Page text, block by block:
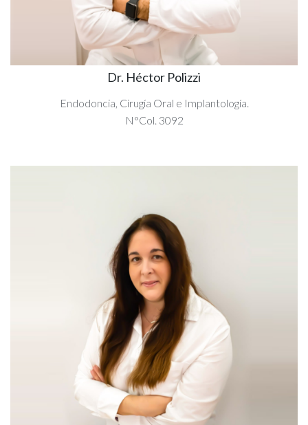
Dr. Héctor Polizzi
Endodoncia, Cirugía Oral e Implantología.
N°Col. 3092